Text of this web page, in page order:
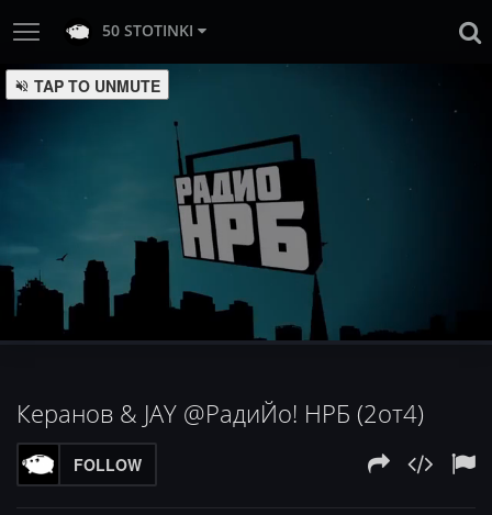
50 STOTINKI
Unmute
0%
0%
Керанов & JAY @РадиЙо! НРБ (2от4)
FOLLOW